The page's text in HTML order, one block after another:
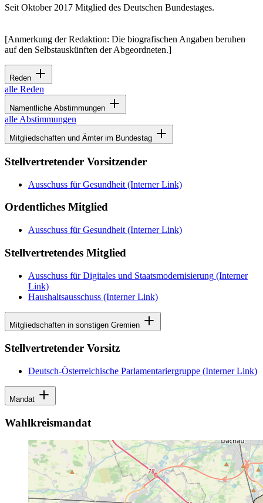
Seit Oktober 2017 Mitglied des Deutschen Bundestages.
[Anmerkung der Redaktion: Die biografischen Angaben beruhen
auf den Selbstauskünften der Abgeordneten.]
Reden
alle Reden
Namentliche Abstimmungen
alle Abstimmungen
Mitgliedschaften und Ämter im Bundestag
Stellvertretender Vorsitzender
Ausschuss für Gesundheit (Interner Link)
Ordentliches Mitglied
Ausschuss für Gesundheit (Interner Link)
Stellvertretendes Mitglied
Ausschuss für Digitales und Staatsmodernisierung (Interner
Link)
Haushaltsausschuss (Interner Link)
Mitgliedschaften in sonstigen Gremien
Stellvertretender Vorsitz
Deutsch-Österreichische Parlamentariergruppe (Interner Link)
Mandat
Wahlkreismandat